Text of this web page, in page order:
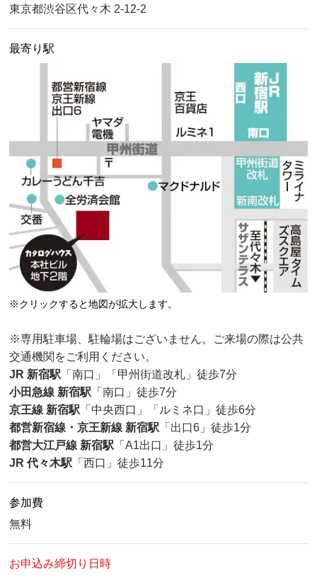
東京都渋谷区代々木 2-12-2
最寄り駅
※クリックすると地図が拡大します。
※専用駐車場、駐輪場はございません。ご来場の際は公共
交通機関をご利用ください。
JR 新宿駅 「南口」「甲州街道改札」徒歩7分
小田急線 新宿駅 「南口」徒歩7分
京王線 新宿駅 「中央西口」「ルミネ口」徒歩6分
都営新宿線・京王新線 新宿駅 「出口6」徒歩1分
都営大江戸線 新宿駅 「A1出口」徒歩1分
JR 代々木駅 「西口」徒歩11分
参加費
無料
お申込み締切り日時